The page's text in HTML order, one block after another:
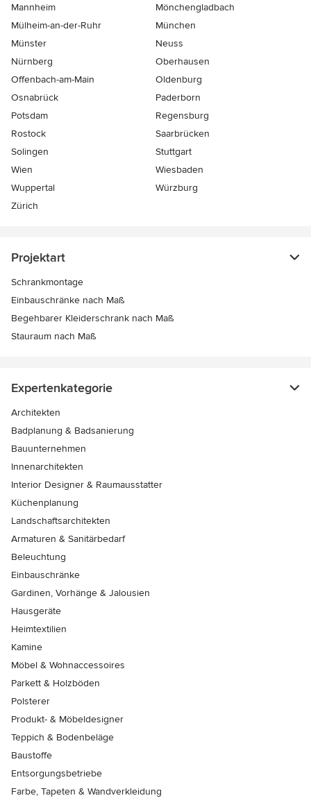
Mannheim
Mönchen­gladbach
Mülheim-an-der-Ruhr
München
Münster
Neuss
Nürnberg
Oberhausen
Offenbach-am-Main
Oldenburg
Osnabrück
Paderborn
Potsdam
Regensburg
Rostock
Saarbrücken
Solingen
Stuttgart
Wien
Wiesbaden
Wuppertal
Würzburg
Zürich
Projektart
Schrankmontage
Einbauschränke nach Maß
Begehbarer Kleiderschrank nach Maß
Stauraum nach Maß
Expertenkategorie
Architekten
Badplanung & Badsanierung
Bauunternehmen
Innenarchitekten
Interior Designer & Raumausstatter
Küchenplanung
Landschaftsarchitekten
Armaturen & Sanitärbedarf
Beleuchtung
Einbauschränke
Gardinen, Vorhänge & Jalousien
Hausgeräte
Heimtextilien
Kamine
Möbel & Wohnaccessoires
Parkett & Holzböden
Polsterer
Produkt- & Möbeldesigner
Teppich & Bodenbeläge
Baustoffe
Entsorgungsbetriebe
Farbe, Tapeten & Wandverkleidung